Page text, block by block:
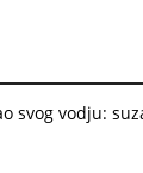
svog vodju: